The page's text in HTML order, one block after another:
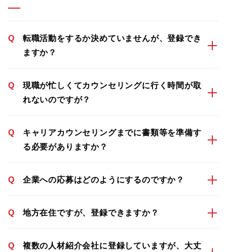
Q
転職活動をするか決めていませんが、登録でき
ますか？
Q
現職が忙しくてカウンセリングに行く時間が取
れないのですが？
Q
キャリアカウンセリングまでに書類等を準備す
る必要がありますか？
Q 企業への応募はどのようにするのですか？
Q 地方在住ですが、登録できますか？
Q
複数の人材紹介会社に登録していますが、大丈